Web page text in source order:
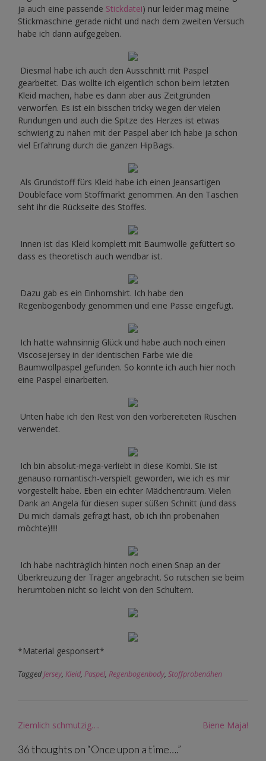
ja auch eine passende Stickdatei) nur leider mag meine
Stickmaschine gerade nicht und nach dem zweiten Versuch
habe ich dann aufgegeben.
Diesmal habe ich auch den Ausschnitt mit Paspel
gearbeitet. Das wollte ich eigentlich schon beim letzten
Kleid machen, habe es dann aber aus Zeitgründen
verworfen. Es ist ein bisschen tricky wegen der vielen
Rundungen und auch die Spitze des Herzes ist etwas
schwierig zu nähen mit der Paspel aber ich habe ja schon
viel Erfahrung durch die ganzen HipBags.
Als Grundstoff fürs Kleid habe ich einen Jeansartigen
Doubleface vom Stoffmarkt genommen. An den Taschen
seht ihr die Rückseite des Stoffes.
Innen ist das Kleid komplett mit Baumwolle gefüttert so
dass es theoretisch auch wendbar ist.
Dazu gab es ein Einhornshirt. Ich habe den
Regenbogenbody genommen und eine Passe eingefügt.
Ich hatte wahnsinnig Glück und habe auch noch einen
Viscosejersey in der identischen Farbe wie die
Baumwollpaspel gefunden. So konnte ich auch hier noch
eine Paspel einarbeiten.
Unten habe ich den Rest von den vorbereiteten Rüschen
verwendet.
Ich bin absolut-mega-verliebt in diese Kombi. Sie ist
genauso romantisch-verspielt geworden, wie ich es mir
vorgestellt habe. Eben ein echter Mädchentraum. Vielen
Dank an Angela für diesen super süßen Schnitt (und dass
Du mich damals gefragt hast, ob ich ihn probenähen
möchte)!!!!
Ich habe nachträglich hinten noch einen Snap an der
Überkreuzung der Träger angebracht. So rutschen sie beim
herumtoben nicht so leicht von den Schultern.
*Material gesponsert*
TaggedJersey, Kleid, Paspel, Regenbogenbody, Stoffprobenähen
Post
Ziemlich schmutzig…. Biene Maja!
36 thoughts on “Once upon a time….”